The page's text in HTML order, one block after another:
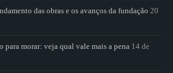
das obras e os avanços da fundação 20
morar: veja qual vale mais a pena 14 de